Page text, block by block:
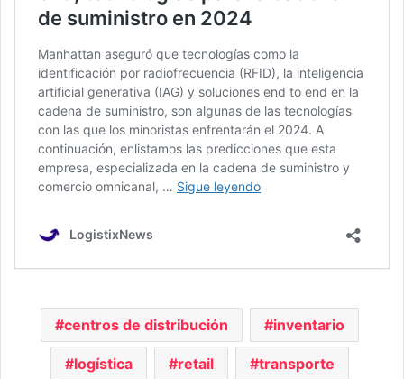
centros de distribución inventario
logística retail transporte